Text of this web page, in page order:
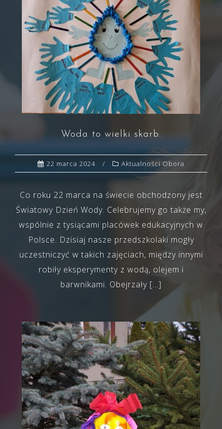
Woda to wielki skarb.
22 marca 2024 Aktualności Obora
Co roku 22 marca na świecie obchodzony jest
Światowy Dzień Wody. Celebrujemy go także my,
wspólnie z tysiącami placówek edukacyjnych w
Polsce. Dzisiaj nasze przedszkolaki mogły
uczestniczyć w takich zajęciach, między innymi
robiły eksperymenty z wodą, olejem i
barwnikami. Obejrzały […]